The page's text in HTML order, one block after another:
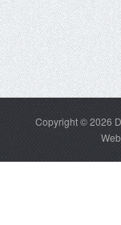
Copyright © 2026